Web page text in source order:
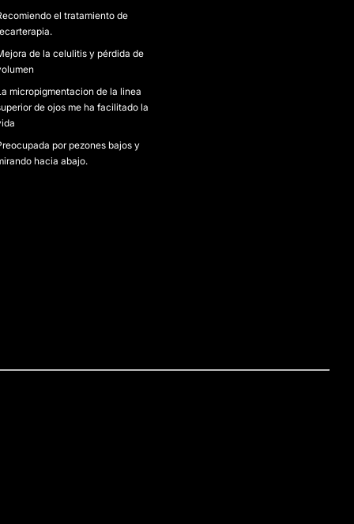
el tratamiento de
de la celulitis y pérdida de
micropigmentacion de la linea
de ojos me ha facilitado la
por pezones bajos y
hacia abajo.